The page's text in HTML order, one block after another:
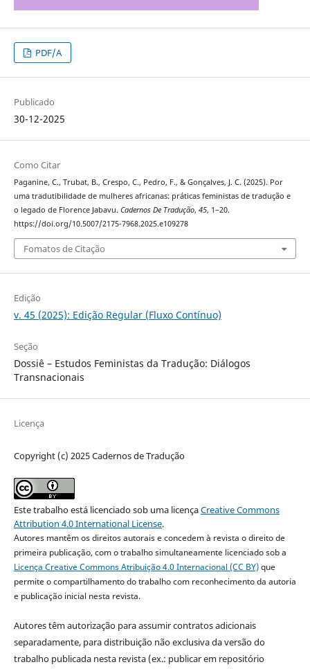
PDF/A
Publicado
30-12-2025
Como Citar
Paganine, C., Trubat, B., Crespo, C., Pedro, F., & Gonçalves, J. C. (2025). Por
uma tradutibilidade de mulheres africanas: práticas feministas de tradução e
o legado de Florence Jabavu. Cadernos De Tradução, 45, 1–20.
https://doi.org/10.5007/2175-7968.2025.e109278
Fomatos de Citação
Edição
v. 45 (2025): Edição Regular (Fluxo Contínuo)
Seção
Dossiê – Estudos Feministas da Tradução: Diálogos
Transnacionais
Licença
Copyright (c) 2025 Cadernos de Tradução
Este trabalho está licenciado sob uma licençaCreative Commons
Attribution 4.0 International License.
Autores mantêm os direitos autorais e concedem à revista o direito de
primeira publicação, com o trabalho simultaneamente licenciado sob a
Licença Creative Commons Atribuição 4.0 Internacional (CC BY)que
permite o compartilhamento do trabalho com reconhecimento da autoria
e publicação inicial nesta revista.
Autores têm autorização para assumir contratos adicionais
separadamente, para distribuição não exclusiva da versão do
trabalho publicada nesta revista (ex.: publicar em repositório